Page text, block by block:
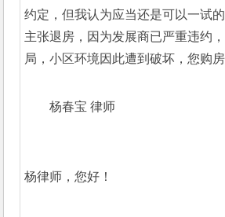
约定，但我认为应当还是可以一试
主张退房，因为发展商已严重违约
局，小区环境因此遭到破坏，您购房
杨春宝 律师
杨律师，您好！